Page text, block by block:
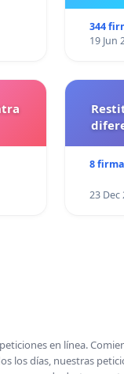
344
19 Jun
8
23 Dec
en línea.
los días, nuestras